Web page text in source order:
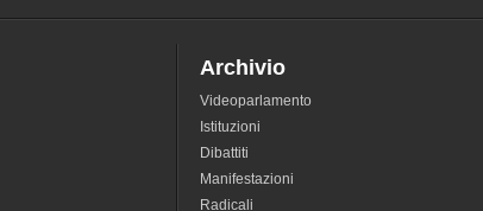
Archivio
Videoparlamento
Istituzioni
Dibattiti
Manifestazioni
Radicali